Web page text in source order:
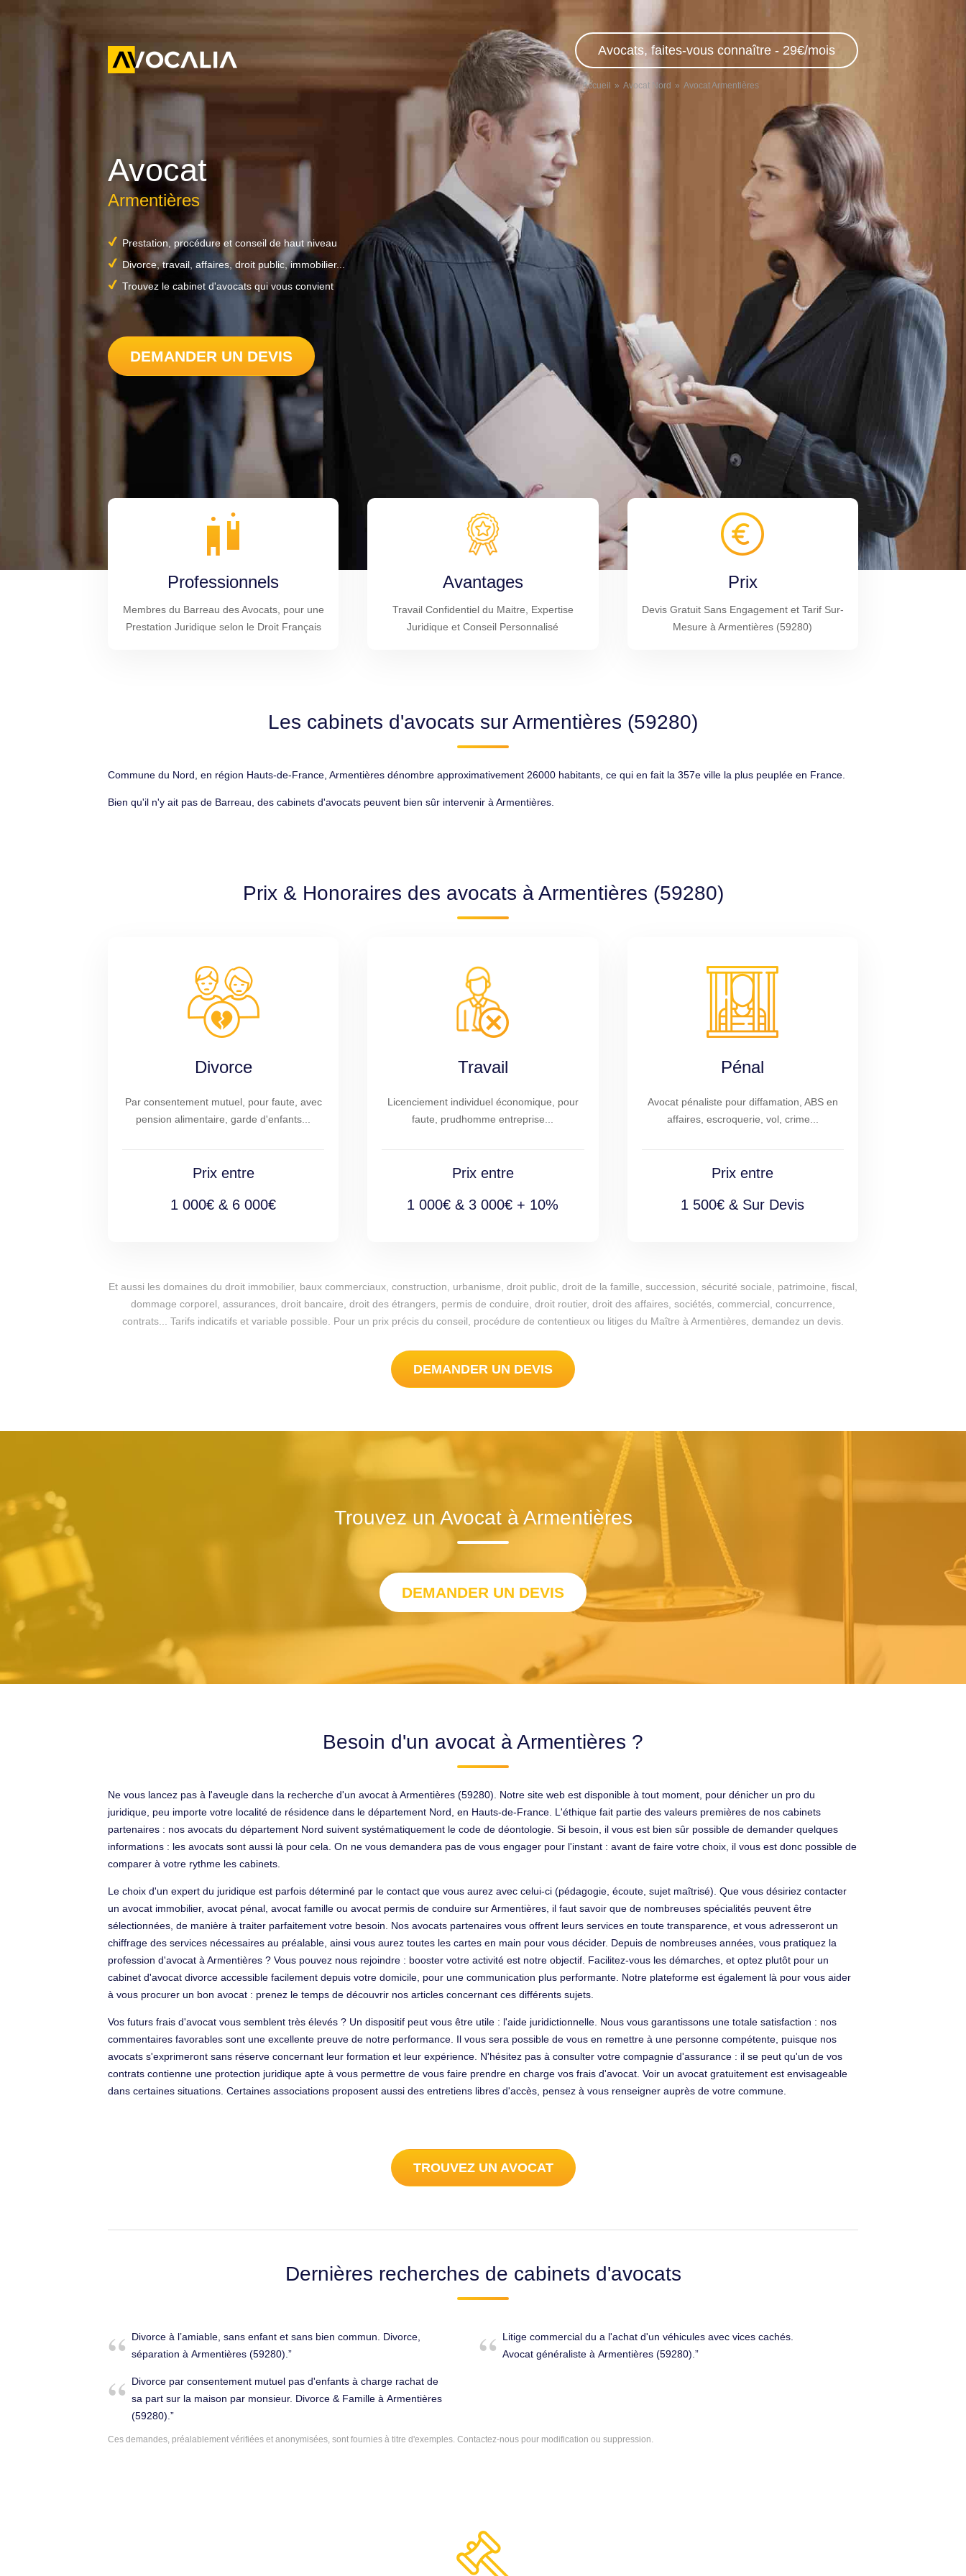
Avocats, faites-vous connaître - 29€/mois
Accueil Avocat Nord Avocat Armentières
Avocat
Armentières
Prestation, procédure et conseil de haut niveau
Divorce, travail, affaires, droit public, immobilier...
Trouvez le cabinet d'avocats qui vous convient
DEMANDER UN DEVIS
Professionnels
Membres du Barreau des Avocats, pour une
Prestation Juridique selon le Droit Français
Avantages
Travail Confidentiel du Maitre, Expertise
Juridique et Conseil Personnalisé
Prix
Devis Gratuit Sans Engagement et Tarif Sur-
Mesure à Armentières (59280)
Les cabinets d'avocats sur Armentières (59280)
Commune du Nord, en région Hauts-de-France, Armentières dénombre approximativement 26000 habitants, ce qui en fait la 357e ville la plus peuplée en France.
Bien qu'il n'y ait pas de Barreau, des cabinets d'avocats peuvent bien sûr intervenir à Armentières.
Prix & Honoraires des avocats à Armentières (59280)
Divorce
Par consentement mutuel, pour faute, avec
pension alimentaire, garde d'enfants...
Prix entre
1 000€ & 6 000€
Travail
Licenciement individuel économique, pour
faute, prudhomme entreprise...
Prix entre
1 000€ & 3 000€ + 10%
Pénal
Avocat pénaliste pour diffamation, ABS en
affaires, escroquerie, vol, crime...
Prix entre
1 500€ & Sur Devis
Et aussi les domaines du droit immobilier, baux commerciaux, construction, urbanisme, droit public, droit de la famille, succession, sécurité sociale, patrimoine, fiscal,
dommage corporel, assurances, droit bancaire, droit des étrangers, permis de conduire, droit routier, droit des affaires, sociétés, commercial, concurrence,
contrats... Tarifs indicatifs et variable possible. Pour un prix précis du conseil, procédure de contentieux ou litiges du Maître à Armentières, demandez un devis.
DEMANDER UN DEVIS
Trouvez un Avocat à Armentières
DEMANDER UN DEVIS
Besoin d'un avocat à Armentières ?
Ne vous lancez pas à l'aveugle dans la recherche d'un avocat à Armentières (59280). Notre site web est disponible à tout moment, pour dénicher un pro du
juridique, peu importe votre localité de résidence dans le département Nord, en Hauts-de-France. L'éthique fait partie des valeurs premières de nos cabinets
partenaires : nos avocats du département Nord suivent systématiquement le code de déontologie. Si besoin, il vous est bien sûr possible de demander quelques
informations : les avocats sont aussi là pour cela. On ne vous demandera pas de vous engager pour l'instant : avant de faire votre choix, il vous est donc possible de
comparer à votre rythme les cabinets.
Le choix d'un expert du juridique est parfois déterminé par le contact que vous aurez avec celui-ci (pédagogie, écoute, sujet maîtrisé). Que vous désiriez contacter
un avocat immobilier, avocat pénal, avocat famille ou avocat permis de conduire sur Armentières, il faut savoir que de nombreuses spécialités peuvent être
sélectionnées, de manière à traiter parfaitement votre besoin. Nos avocats partenaires vous offrent leurs services en toute transparence, et vous adresseront un
chiffrage des services nécessaires au préalable, ainsi vous aurez toutes les cartes en main pour vous décider. Depuis de nombreuses années, vous pratiquez la
profession d'avocat à Armentières ? Vous pouvez nous rejoindre : booster votre activité est notre objectif. Facilitez-vous les démarches, et optez plutôt pour un
cabinet d'avocat divorce accessible facilement depuis votre domicile, pour une communication plus performante. Notre plateforme est également là pour vous aider
à vous procurer un bon avocat : prenez le temps de découvrir nos articles concernant ces différents sujets.
Vos futurs frais d'avocat vous semblent très élevés ? Un dispositif peut vous être utile : l'aide juridictionnelle. Nous vous garantissons une totale satisfaction : nos
commentaires favorables sont une excellente preuve de notre performance. Il vous sera possible de vous en remettre à une personne compétente, puisque nos
avocats s'exprimeront sans réserve concernant leur formation et leur expérience. N'hésitez pas à consulter votre compagnie d'assurance : il se peut qu'un de vos
contrats contienne une protection juridique apte à vous permettre de vous faire prendre en charge vos frais d'avocat. Voir un avocat gratuitement est envisageable
dans certaines situations. Certaines associations proposent aussi des entretiens libres d'accès, pensez à vous renseigner auprès de votre commune.
TROUVEZ UN AVOCAT
Dernières recherches de cabinets d'avocats
Divorce à l’amiable, sans enfant et sans bien commun. Divorce,
séparation à Armentières (59280).
Litige commercial du a l'achat d'un véhicules avec vices cachés.
Avocat généraliste à Armentières (59280).
Divorce par consentement mutuel pas d'enfants à charge rachat de
sa part sur la maison par monsieur. Divorce & Famille à Armentières
(59280).
Ces demandes, préalablement vérifiées et anonymisées, sont fournies à titre d'exemples. Contactez-nous pour modification ou suppression.